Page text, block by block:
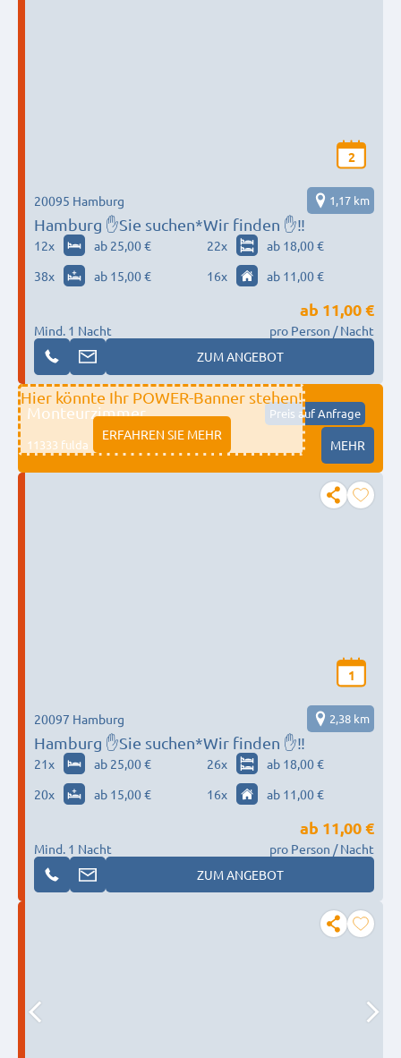
2
Hamburg ✋Sie suchen*Wir finden ✋‼️
20095 Hamburg 1,17 km
12x ab 25,00 € 22x
ab 18,00 €
38x ab 15,00 € 16x ab 11,00 €
Mind. 1 Nacht
ab 11,00 €
pro Person / Nacht
ZUM ANGEBOT
Hier könnte Ihr POWER-Banner stehen!
ERFAHREN SIE MEHR
Monteurzimmer Preis auf Anfrage
11333 fulda MEHR
1
Hamburg ✋Sie suchen*Wir finden ✋‼️
20097 Hamburg 2,38 km
21x ab 25,00 € 26x
ab 18,00 €
20x ab 15,00 € 16x ab 11,00 €
Mind. 1 Nacht
ab 11,00 €
pro Person / Nacht
ZUM ANGEBOT